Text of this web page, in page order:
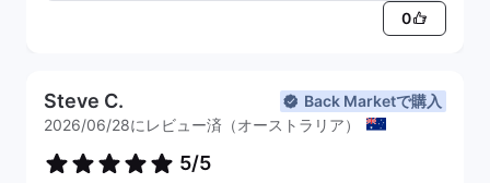
because the device is refurbished. I bought the
device in Excellent condition and the device did
Everything worked well. Then I try the selfie
camera and there’s purple lines with a hue on
device. I had to spend money again to have it
0
Steve C.
Back Marketで購入
2026/06/28にレビュー済（オーストラリア）
5/5